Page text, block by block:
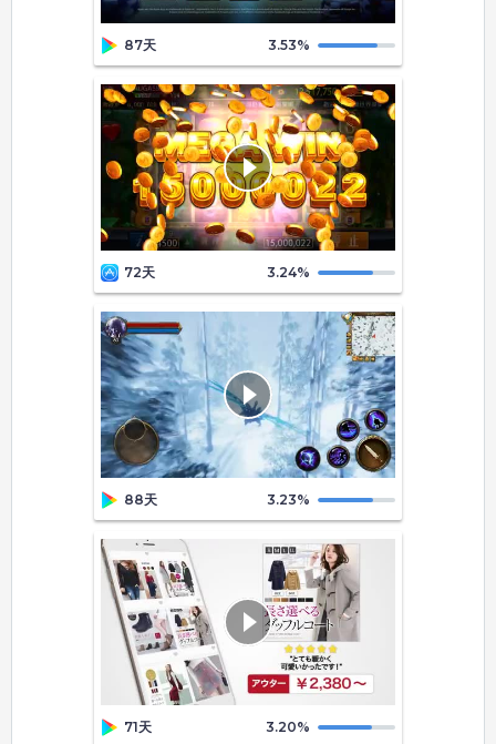
87天 3.53%
72天 3.24%
88天 3.23%
71天 3.20%